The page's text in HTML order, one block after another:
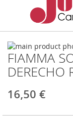
FIAMMA
DERECHO
16,50 €
Saltar
al
final
de
galería
imágenes
Saltar
al
comienzo
la
de